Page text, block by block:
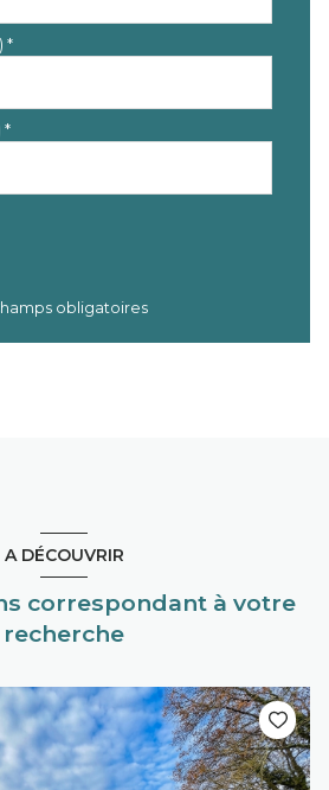
*
*
obligatoires
A DÉCOUVRIR
correspondant à votre
recherche